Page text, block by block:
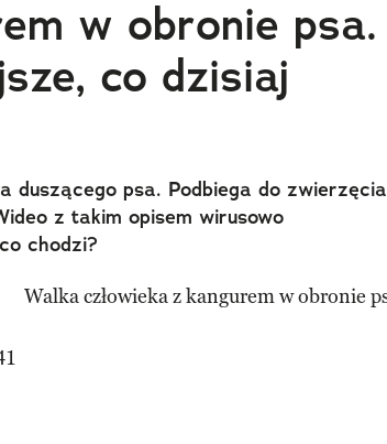
w obronie psa.
co dzisiaj
duszącego psa. Podbiega do zwierzęcia
z takim opisem wirusowo
chodzi?